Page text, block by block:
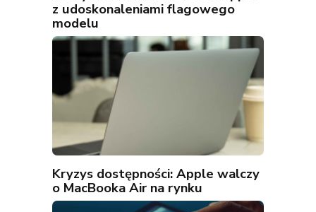
z udoskonaleniami flagowego
modelu
Kryzys dostępności: Apple walczy
o MacBooka Air na rynku